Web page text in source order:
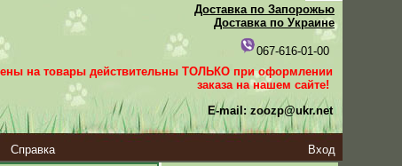
Доставка по Запорожью
Доставка по Украине
067-616-01-00
на товары действительны ТОЛЬКО при оформлении
заказа на нашем сайте!
E-mail: zoozp@ukr.net
Справка
Вход